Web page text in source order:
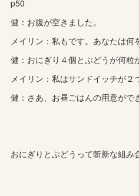
p50
健：お腹が空きました。
メイリン：私もです。あなたは何
健：おにぎり４個とぶどうが何粒
メイリン：私はサンドイッチが２
健：さあ、お昼ごはんの用意がで
おにぎりとぶどうって斬新な組み